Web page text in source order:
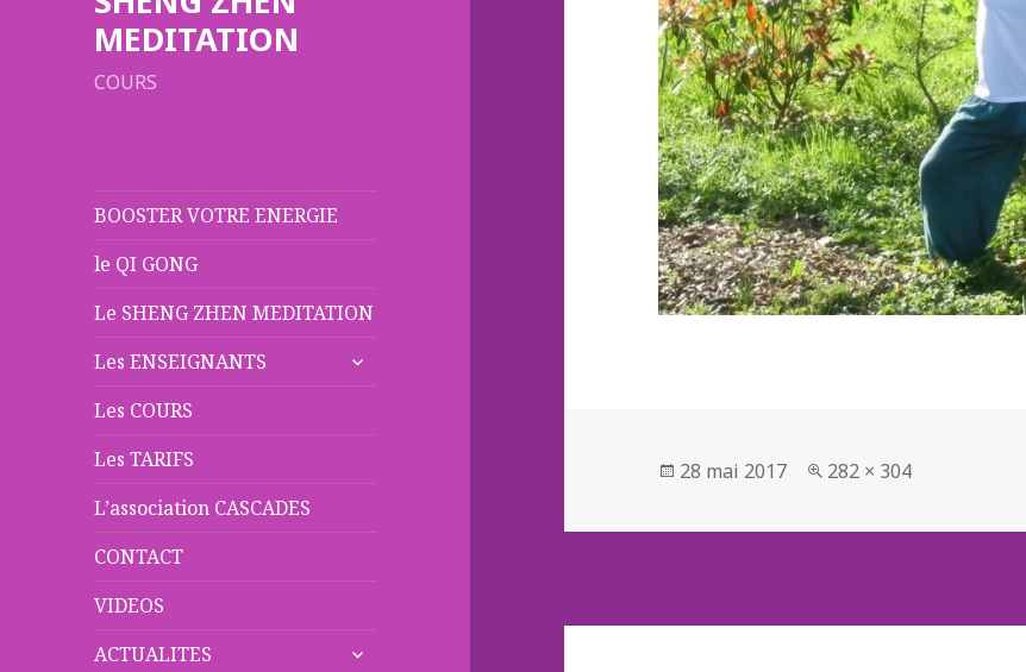
MEDITATION
COURS
BOOSTER VOTRE ENERGIE
le QI GONG
Le SHENG ZHEN MEDITATION
Les ENSEIGNANTS
ouvrir
Les COURS
Les TARIFS
L’association CASCADES
CONTACT
VIDEOS
ACTUALITES
ouvrir
Publié
28 mai 2017
Taille
282 × 304